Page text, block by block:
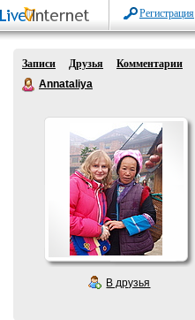
Регистрация
Записи Друзья
Комментарии
Annataliya
В друзья